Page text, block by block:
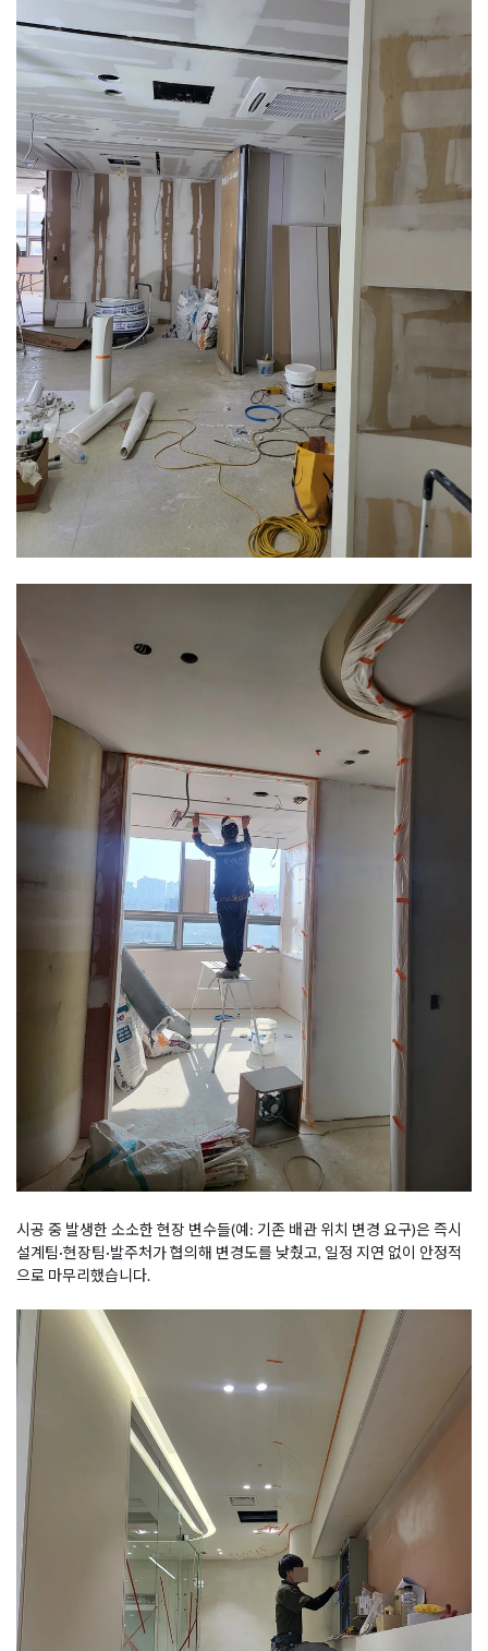
시공 중 발생한 소소한 현장 변수들(예: 기존 배관 위치 변경 요구)은 즉시
설계팀·현장팀·발주처가 협의해 변경도를 낮췄고, 일정 지연 없이 안정적
으로 마무리했습니다.